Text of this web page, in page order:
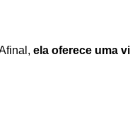
ela oferece uma